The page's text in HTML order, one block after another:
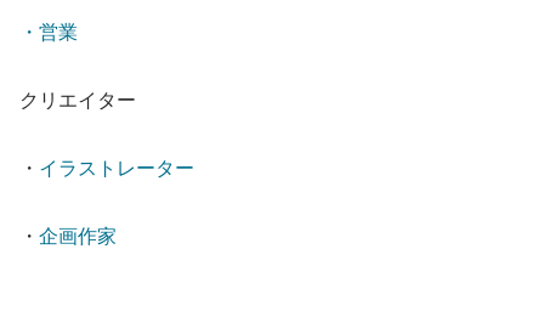
・営業
クリエイター
・ イラストレーター
・ 企画作家